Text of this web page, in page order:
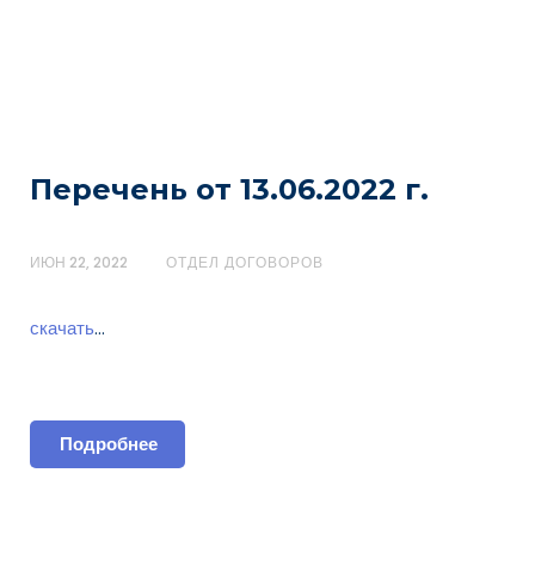
Перечень от 13.06.2022 г.
ИЮН 22, 2022 ОТДЕЛ ДОГОВОРОВ
скачать…
Подробнее